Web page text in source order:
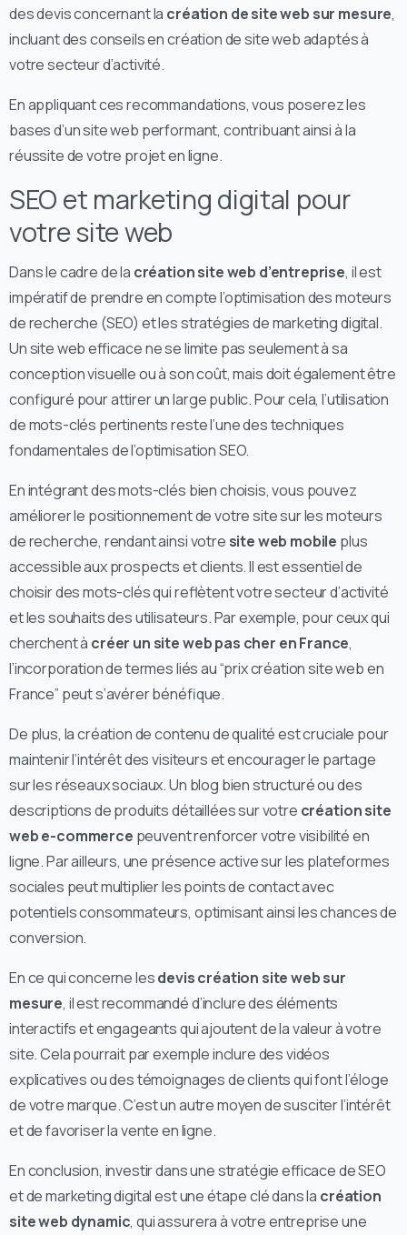
des devis concernant la création de site web sur mesure,
incluant des conseils en création de site web adaptés à
votre secteur d’activité.
En appliquant ces recommandations, vous poserez les
bases d’un site web performant, contribuant ainsi à la
réussite de votre projet en ligne.
SEO et marketing digital pour
votre site web
Dans le cadre de la création site web d’entreprise, il est
impératif de prendre en compte l’optimisation des moteurs
de recherche (SEO) et les stratégies de marketing digital.
Un site web efficace ne se limite pas seulement à sa
conception visuelle ou à son coût, mais doit également être
configuré pour attirer un large public. Pour cela, l’utilisation
de mots-clés pertinents reste l’une des techniques
fondamentales de l’optimisation SEO.
En intégrant des mots-clés bien choisis, vous pouvez
améliorer le positionnement de votre site sur les moteurs
de recherche, rendant ainsi votre site web mobile plus
accessible aux prospects et clients. Il est essentiel de
choisir des mots-clés qui reflètent votre secteur d’activité
et les souhaits des utilisateurs. Par exemple, pour ceux qui
cherchent à créer un site web pas cher en France,
l’incorporation de termes liés au “prix création site web en
France” peut s’avérer bénéfique.
De plus, la création de contenu de qualité est cruciale pour
maintenir l’intérêt des visiteurs et encourager le partage
sur les réseaux sociaux. Un blog bien structuré ou des
descriptions de produits détaillées sur votre création site
web e-commerce peuvent renforcer votre visibilité en
ligne. Par ailleurs, une présence active sur les plateformes
sociales peut multiplier les points de contact avec
potentiels consommateurs, optimisant ainsi les chances de
conversion.
En ce qui concerne lesdevis création site web sur
mesure, il est recommandé d’inclure des éléments
interactifs et engageants qui ajoutent de la valeur à votre
site. Cela pourrait par exemple inclure des vidéos
explicatives ou des témoignages de clients qui font l’éloge
de votre marque. C’est un autre moyen de susciter l’intérêt
et de favoriser la vente en ligne.
En conclusion, investir dans une stratégie efficace de SEO
et de marketing digital est une étape clé dans la création
site web dynamic, qui assurera à votre entreprise une